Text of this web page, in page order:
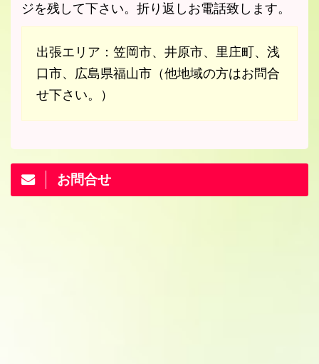
ジを残して下さい。折り返しお電話致します。
出張エリア：笠岡市、井原市、里庄町、浅
口市、広島県福山市（他地域の方はお問合
せ下さい。）
お問合せ